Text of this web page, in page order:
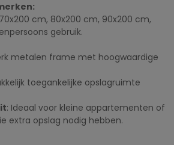
70x200 cm, 80x200 cm, 90x200 cm,
gebruik.
metalen frame met hoogwaardige
toegankelijke opslagruimte
: Ideaal voor kleine appartementen of
extra opslag nodig hebben.